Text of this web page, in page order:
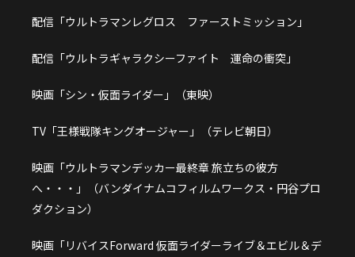
配信「ウルトラマンレグロス ファーストミッション」
配信「ウルトラギャラクシーファイト 運命の衝突」
映画「シン・仮面ライダー」（東映）
TV「王様戦隊キングオージャー」（テレビ朝日）
映画「ウルトラマンデッカー最終章 旅立ちの彼方
へ・・・」（バンダイナムコフィルムワークス・円谷プロ
ダクション）
映画「リバイスForward 仮面ライダーライブ＆エビル＆デ